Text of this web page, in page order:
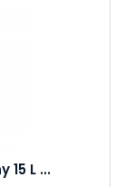
L ...